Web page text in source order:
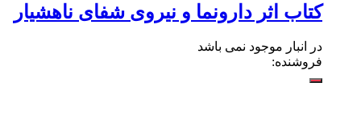
کتاب اثر دارونما و نیروی شفای ناهشیار
در انبار موجود نمی باشد
فروشنده: